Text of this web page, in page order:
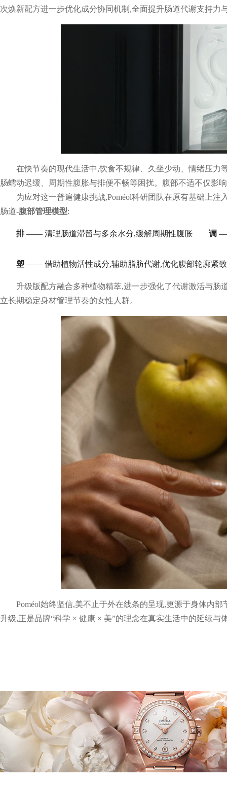
次焕新配方进一步优化成分协同机制,全面提升肠道代谢支持力
在快节奏的现代生活中,饮食不规律、久坐少动、情绪压力
肠蠕动迟缓、周期性腹胀与排便不畅等困扰。腹部不适不仅影
为应对这一普遍健康挑战,Poméol科研团队在原有基础上注
肠道-腹部管理模型:
排—— 清理肠道滞留与多余水分,缓解周期性腹胀 调
塑 —— 借助植物活性成分,辅助脂肪代谢,优化腹部轮廓紧
升级版配方融合多种植物精萃,进一步强化了代谢激活与肠
立长期稳定身材管理节奏的女性人群。
Poméol始终坚信,美不止于外在线条的呈现,更源于身体内
升级,正是品牌“科学 × 健康 × 美”的理念在真实生活中的延续与